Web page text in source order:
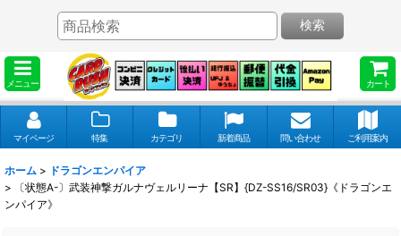
メニュー カート
検索
マイページ 特集 カテゴリ 新着商品 問い合わせ ご利用案内
ホーム > ドラゴンエンパイア
>
〔状態A-〕武装神撃ガルナヴェルリーナ【SR】{DZ-SS16/SR03}《ドラゴンエ
ンパイア》